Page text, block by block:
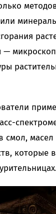
смол, масел
которые